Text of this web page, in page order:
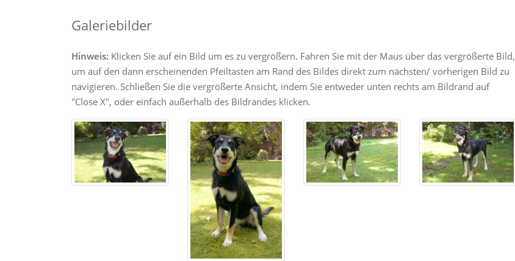
Galeriebilder
Hinweis: Klicken Sie auf ein Bild um es zu vergrößern. Fahren Sie mit der Maus über das vergrößerte Bild,
um auf den dann erscheinenden Pfeiltasten am Rand des Bildes direkt zum nächsten/ vorherigen Bild zu
navigieren. Schließen Sie die vergrößerte Ansicht, indem Sie entweder unten rechts am Bildrand auf
"Close X", oder einfach außerhalb des Bildrandes klicken.